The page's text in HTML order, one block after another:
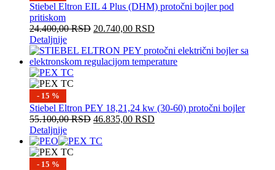
Stiebel Eltron EIL 4 Plus (DHM) protočni bojler pod
pritiskom
24.400,00RSD 20.740,00 RSD
Detaljnije
- 15 %
Stiebel Eltron PEY 18,21,24 kw (30-60) protočni bojler
55.100,00RSD 46.835,00 RSD
Detaljnije
- 15 %